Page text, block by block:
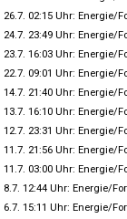
26.7. 02:15 Uhr: Energie/
24.7. 23:49 Uhr: Energie/
23.7. 16:03 Uhr: Energie/
22.7. 09:01 Uhr: Energie/
14.7. 21:40 Uhr: Energie/
13.7. 16:10 Uhr: Energie/
12.7. 23:31 Uhr: Energie/
11.7. 21:56 Uhr: Energie/
11.7. 03:00 Uhr: Energie/
8.7. 12:44 Uhr: Energie/
6.7. 15:11 Uhr: Energie/